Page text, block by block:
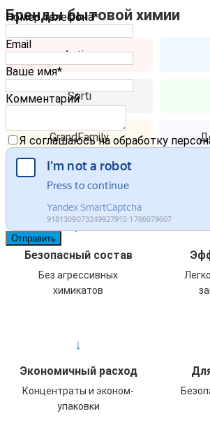
Бренды бытовой химии
Active
Sorti
GrandFamily
Преимущества нашей
✓
Безопасный состав
Без агрессивных
химикатов
↓
Экономичный расход
Концентраты и эконом-
упаковки
Номер телефона*
Email
Ваше имя*
Комментарий
Я соглашаюсь на обработку